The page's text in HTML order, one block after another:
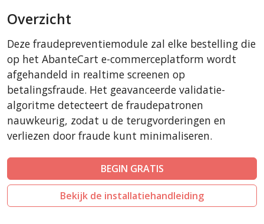
CubeCart
ZenCart
PinnacleCart
FoxyCart
Easy Digital Downloads
nopCommerce
ThirtyBees
Shopware
Overzicht
Deze fraudepreventiemodule zal elke bestelling die
op het AbanteCart e-commerceplatform wordt
afgehandeld in realtime screenen op
betalingsfraude. Het geavanceerde validatie-
algoritme detecteert de fraudepatronen
nauwkeurig, zodat u de terugvorderingen en
verliezen door fraude kunt minimaliseren.
BEGIN GRATIS
Bekijk de installatiehandleiding